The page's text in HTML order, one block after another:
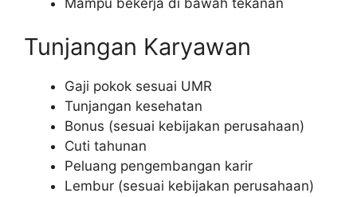
Tunjangan Karyawan
Gaji pokok sesuai UMR
Tunjangan kesehatan
Bonus (sesuai kebijakan perusahaan)
Cuti tahunan
Peluang pengembangan karir
Lembur (sesuai kebijakan perusahaan)